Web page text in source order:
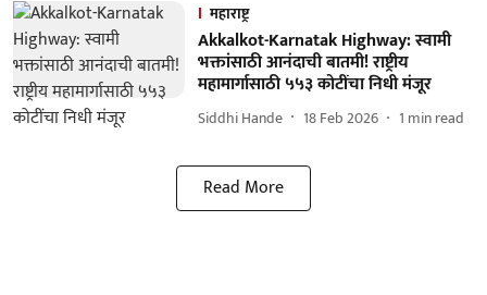
महाराष्ट्र
Akkalkot-Karnatak Highway: स्वामी
भक्तांसाठी आनंदाची बातमी! राष्ट्रीय
महामार्गासाठी ५५३ कोटींचा निधी मंजूर
Siddhi Hande 18 Feb 2026 1 min read
Read More